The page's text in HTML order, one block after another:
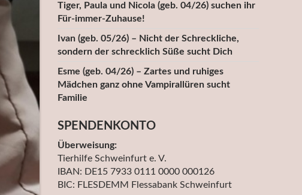
Tiger, Paula und Nicola (geb. 04/26) suchen ihr
Für-immer-Zuhause!
Ivan (geb. 05/26) – Nicht der Schreckliche,
sondern der schrecklich Süße sucht Dich
Esme (geb. 04/26) – Zartes und ruhiges
Mädchen ganz ohne Vampirallüren sucht
Familie
SPENDENKONTO
Überweisung:
Tierhilfe Schweinfurt e. V.
IBAN: DE15 7933 0111 0000 000126
BIC: FLESDEMM Flessabank Schweinfurt